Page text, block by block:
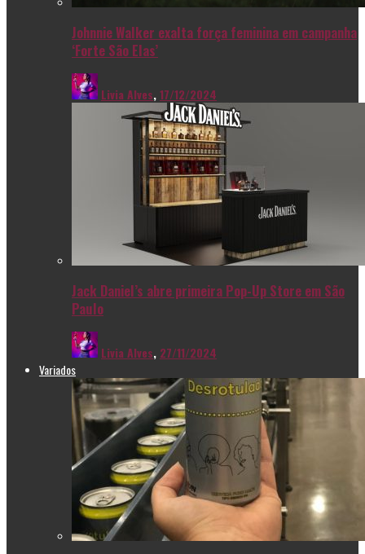
Johnnie Walker exalta força feminina em campanha
‘Forte São Elas’
Livia Alves,17/12/2024
Jack Daniel’s abre primeira Pop-Up Store em São
Paulo
Livia Alves, 27/11/2024
Variados